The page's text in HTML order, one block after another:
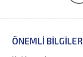
ÖNEMLI BILGILER